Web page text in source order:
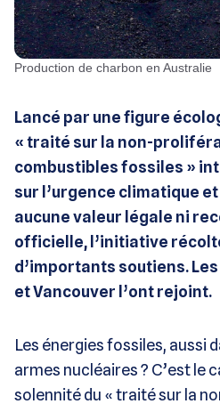
Production de charbon en Australie
Lancé par une figure
« traité sur la non-
combustibles fossiles »
sur l’urgence climatique
aucune valeur légale ni
officielle, l’initiative
d’importants soutiens.
et Vancouver l’ont rejoint.
Les énergies fossiles, aussi
armes nucléaires ? C’est le
solennité du « traité sur la